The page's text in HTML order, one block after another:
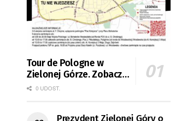
Tour de Pologne w
Zielonej Górze. Zobacz
zmiany w organizacji
0 UDOST.
Prezydent Zielonej Góry o